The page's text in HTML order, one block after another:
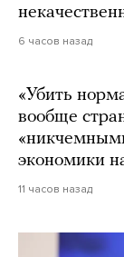
6 часов назад
«Убить
вообще
экономики
11 часов назад